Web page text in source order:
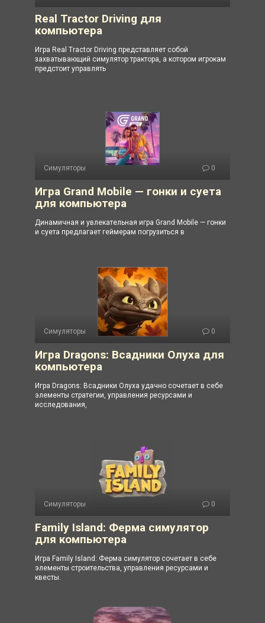
Real Tractor Driving для
компьютера
Игра Real Tractor Driving представляет собой
захватывающий симулятор трактора, а котором игрокам
предстоит управлять
Симуляторы 0
Игра Grand Mobile — гонки и суета
для компьютера
Динамичная и увлекательная игра Grand Mobile — гонки
и суета предлагает геймерам погрузиться в
Симуляторы 0
Игра Dragons: Всадники Олуха для
компьютера
Игра Dragons: Всадники Олуха удачно сочетает в себе
элементы стратегии, управления ресурсами и
исследования,
Симуляторы 0
Family Island: Ферма симулятор
для компьютера
Игра Family Island: Ферма симулятор сочетает в себе
элементы строительства, управления ресурсами и
квесты.